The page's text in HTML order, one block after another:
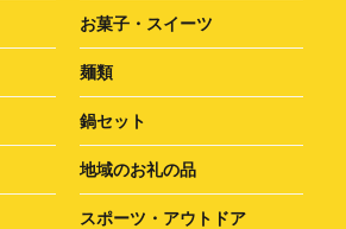
お菓子・スイーツ
麺類
鍋セット
地域のお礼の品
スポーツ・アウトドア